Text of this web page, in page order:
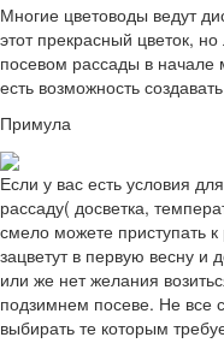
Многие цветоводы ведут
этот прекрасный цветок,
посевом рассады в начале
есть возможность
Примула
Если у вас есть условия
рассаду( досветка,
смело можете приступать
зацветут в первую весну и
или же нет желания
подзимнем посеве. Не все
выбирать те которым